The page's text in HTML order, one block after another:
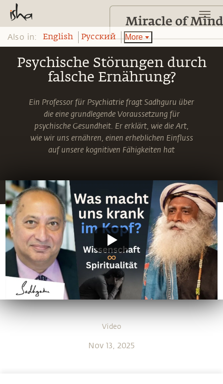
Psychische Störungen durch
falsche Ernährung?
Ein Professor für Psychiatrie fragt Sadhguru über
die eine grundlegende Voraussetzung für
psychische Gesundheit. Er erklärt, wie die Art,
wie wir uns ernähren, einen erheblichen Einfluss
auf unsere kognitiven Fähigkeiten hat
Video
Nov 13, 2025
Also in: English Pусский More